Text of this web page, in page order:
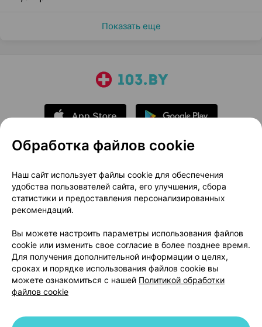
Показать еще
О проекте
Новости проекта
Размещение рекламы
Медицинский маркетинг
Публичный договор
Доставка
Способы оплаты
Вакансии
Партнеры
Написать руководителю 103.by
Написать в поддержку
Персональные настройки Cookie
Обработка файлов cookie
Наш сайт использует файлы cookie для обеспечения
удобства пользователей сайта, его улучшения, сбора
статистики и предоставления персонализированных
рекомендаций.
Вы можете настроить параметры использования файлов
cookie или изменить свое согласие в более позднее время.
Для получения дополнительной информации о целях,
сроках и порядке использования файлов cookie вы
можете ознакомиться с нашей Политикой обработки
файлов cookie